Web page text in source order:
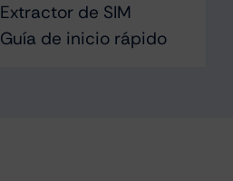
Extractor de SIM
Guía de inicio rápido